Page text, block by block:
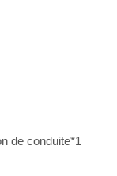
de conduite*1